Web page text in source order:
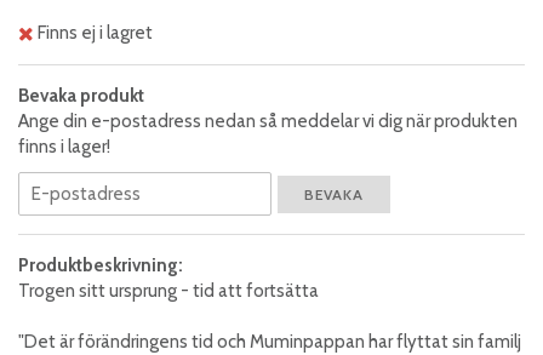
Finns ej i lagret
Bevaka produkt
Ange din e-postadress nedan så meddelar vi dig när produkten
finns i lager!
BEVAKA
Produktbeskrivning:
Trogen sitt ursprung - tid att fortsätta
"Det är förändringens tid och Muminpappan har flyttat sin familj